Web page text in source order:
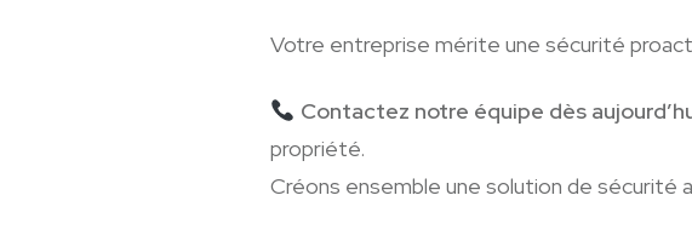
Votre entreprise mérite une sécurité
Contactez notre équipe dès
propriété.
Créons ensemble une solution de